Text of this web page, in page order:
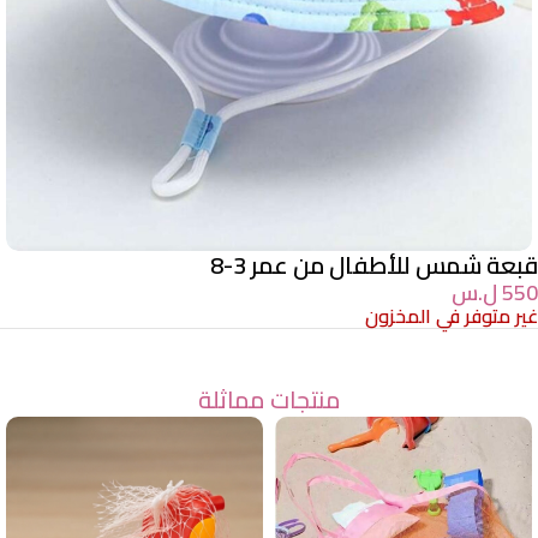
قبعة شمس للأطفال من عمر 3-8
550ل.س
غير متوفر في المخزون
منتجات مماثلة